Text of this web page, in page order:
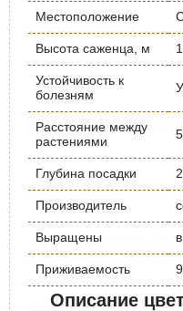
Местоположение
Высота саженца, м
Устойчивость к
болезням
Расстояние между
растениями
Глубина посадки
Производитель
Выращены
Приживаемость
Описание